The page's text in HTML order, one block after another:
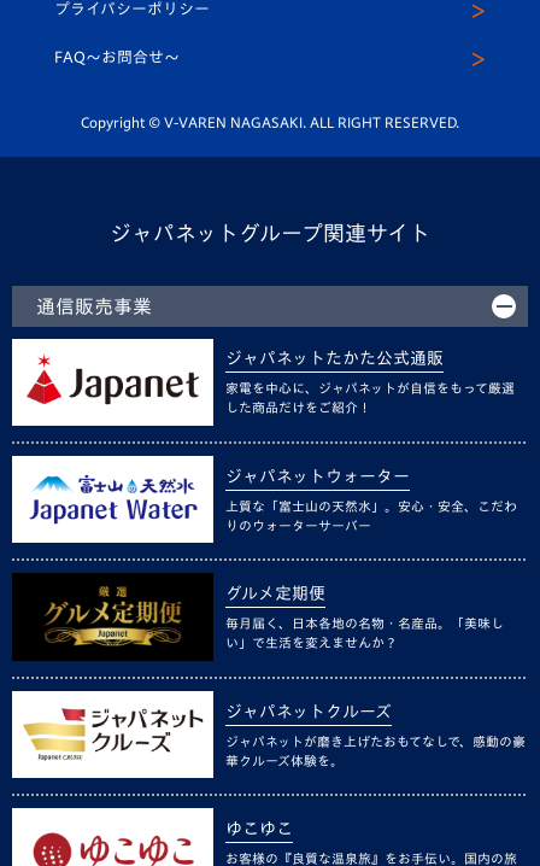
平和祈念活動
ホームタウン活動
スクール
公式LINE＠
プライバシーポリシー
FAQ〜お問合せ〜
Copyright © V-VAREN NAGASAKI. ALL RIGHT RESERVED.
ジャパネットグループ関連サイト
通信販売事業
ジャパネットたかた公式通販
家電を中心に、ジャパネットが自信をもって厳選
した商品だけをご紹介！
ジャパネットウォーター
上質な「富士山の天然水」。安心・安全、こだわ
りのウォーターサーバー
グルメ定期便
毎月届く、日本各地の名物・名産品。「美味し
い」で生活を変えませんか？
ジャパネットクルーズ
ジャパネットが磨き上げたおもてなしで、感動の豪
華クルーズ体験を。
ゆこゆこ
お客様の『良質な温泉旅』をお手伝い。国内の旅